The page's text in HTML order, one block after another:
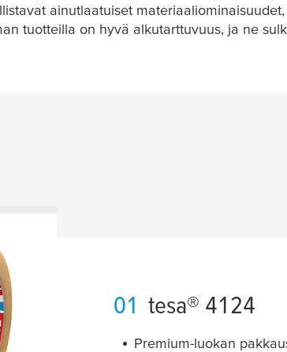
ainutlaatuiset
tuotteilla on hyvä alkutarttuvuus, ja ne
01 tesa® 4124
Premium-luokan